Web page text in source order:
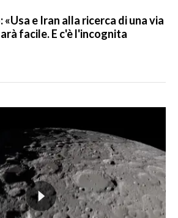
e Iran alla ricerca di una via
facile. E c'è l'incognita